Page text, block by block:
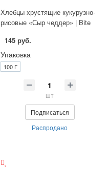
Хлебцы хрустящие кукурузно-
рисовые «Сыр чеддер» | Bite
145 руб.
Упаковка
100 Г
шт
Подписаться
Распродано